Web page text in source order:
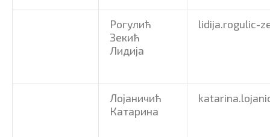
Рогулић
Зекић
Лидија
lidija.rogulic-
Лојаничић
Катарина